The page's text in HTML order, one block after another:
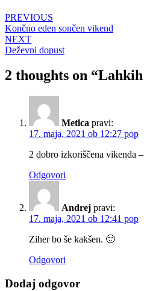
PREVIOUS
Končno eden sončen vikend
NEXT
Deževni dopust
2 thoughts on “Lahkih
Metlca pravi:
17. maja, 2021 ob 12:27 pop
2 dobro izkoriščena vikenda
Odgovori
Andrej pravi:
17. maja, 2021 ob 12:41 pop
Ziher bo še kakšen. 🙂
Odgovori
Dodaj odgovor